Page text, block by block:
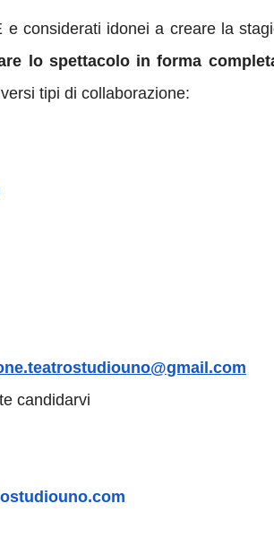
e considerati idonei a creare la
lo spettacolo in forma
tipi di collaborazione:
gmail.com
candidarvi